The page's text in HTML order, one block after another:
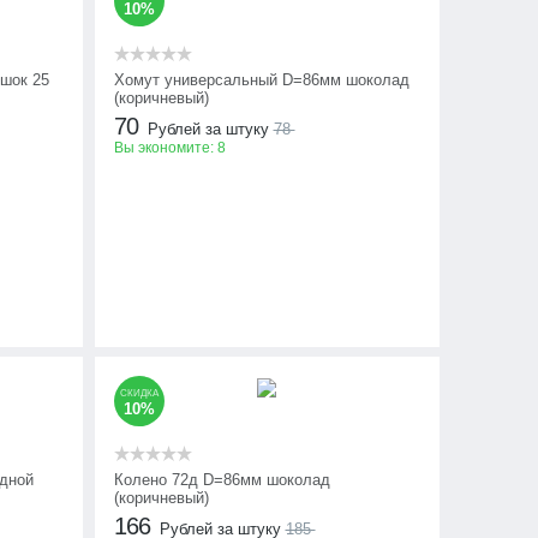
25
10%
Хомут универсальный D=86мм шоколад
(коричневый)
70 Рублей за штуку 78
Вы экономите: 8
СКИДКА
10%
Колено 72д D=86мм шоколад
(коричневый)
166 Рублей за штуку 185